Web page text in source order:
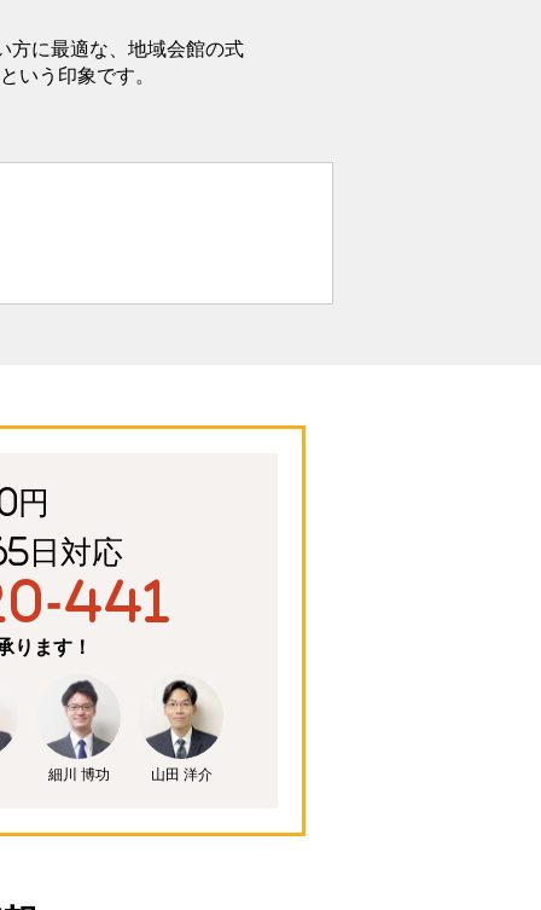
方に最適な、地域会館の式
いう印象です。
円
日対応
441
ります！
細川 博功 山田 洋介